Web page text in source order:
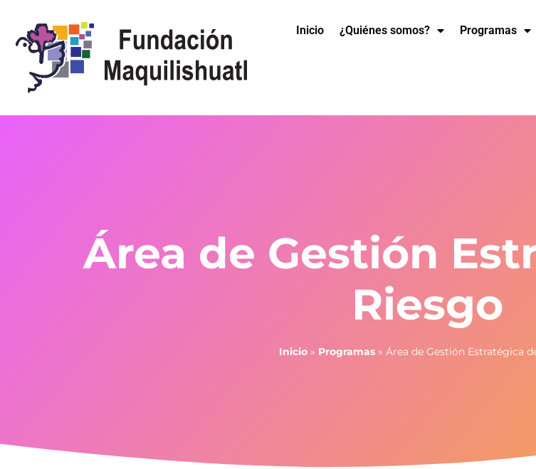
Inicio ¿Quiénes somos? Programas
Área de Gestión
Riesgo
Inicio» Programas» Área de Gestión Estratégica